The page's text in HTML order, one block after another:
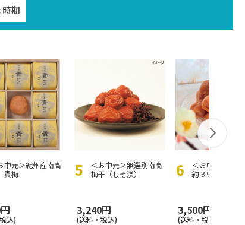
時期
中元＞紀州産南高
梅
込)
＜お中元＞無選別南高
梅干（しそ漬）
3,240円
(送料・税込)
＜お中元＞南高
約３％はちみつ
3,500円
(送料・税込)